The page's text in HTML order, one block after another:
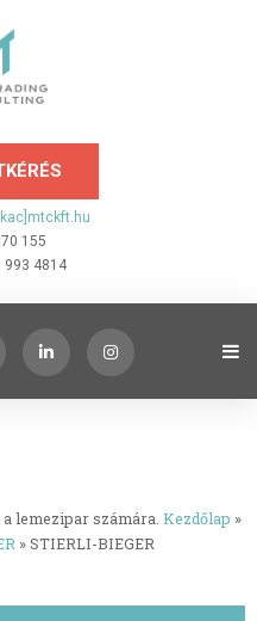
155
993 4814
lemezipar számára. Kezdőlap »
»STIERLI-BIEGER